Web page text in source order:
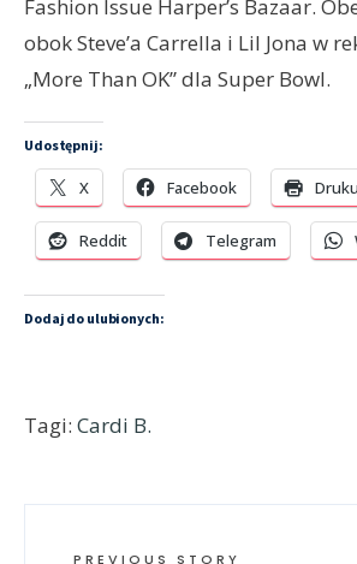
Fashion Issue Harper’s Bazaar.
obok Steve’a Carrella i Lil Jona w
„More Than OK” dla Super Bowl.
Udostępnij:
X Facebook
Reddit Telegram
Dodaj do ulubionych:
Tagi: Cardi B.
PREVIOUS STORY